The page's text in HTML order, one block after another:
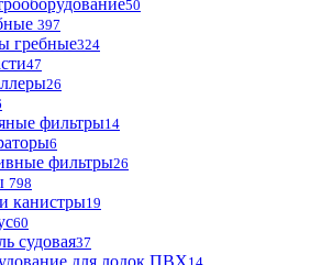
50
397
гребные324
47
26
фильтры14
6
фильтры26
798
канистры19
60
судовая37
для лодок ПВХ